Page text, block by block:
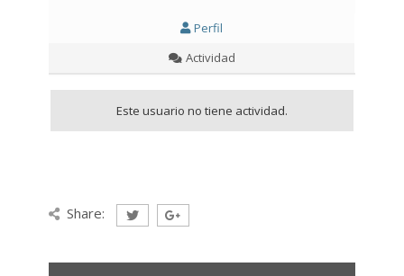
Perfil
Actividad
Este usuario no tiene actividad.
Share: